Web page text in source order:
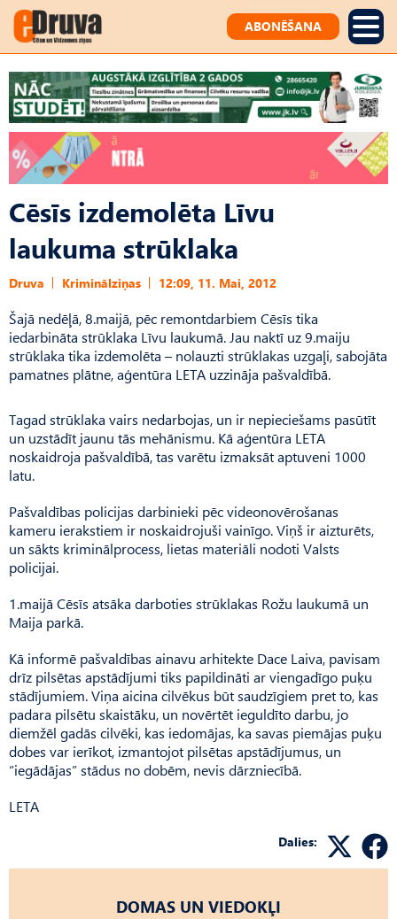
ABONĒŠANA
Cēsīs izdemolēta Līvu
laukuma strūklaka
Druva Kriminālziņas 12:09, 11. Mai, 2012
Šajā nedēļā, 8.maijā, pēc remontdarbiem Cēsīs tika
iedarbināta strūklaka Līvu laukumā. Jau naktī uz 9.maiju
strūklaka tika izdemolēta – nolauzti strūklakas uzgaļi, sabojāta
pamatnes plātne, aģentūra LETA uzzināja pašvaldībā.
Tagad strūklaka vairs nedarbojas, un ir nepieciešams pasūtīt
un uzstādīt jaunu tās mehānismu. Kā aģentūra LETA
noskaidroja pašvaldībā, tas varētu izmaksāt aptuveni 1000
latu.
Pašvaldības policijas darbinieki pēc videonovērošanas
kameru ierakstiem ir noskaidrojuši vainīgo. Viņš ir aizturēts,
un sākts kriminālprocess, lietas materiāli nodoti Valsts
policijai.
1.maijā Cēsīs atsāka darboties strūklakas Rožu laukumā un
Maija parkā.
Kā informē pašvaldības ainavu arhitekte Dace Laiva, pavisam
drīz pilsētas apstādījumi tiks papildināti ar viengadīgo puķu
stādījumiem. Viņa aicina cilvēkus būt saudzīgiem pret to, kas
padara pilsētu skaistāku, un novērtēt ieguldīto darbu, jo
diemžēl gadās cilvēki, kas iedomājas, ka savas piemājas puķu
dobes var ierīkot, izmantojot pilsētas apstādījumus, un
“iegādājas” stādus no dobēm, nevis dārzniecībā.
LETA
Dalies:
DOMAS UN VIEDOKĻI